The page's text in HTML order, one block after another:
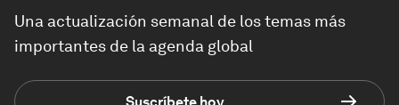
Una actualización semanal de los temas más
importantes de la agenda global